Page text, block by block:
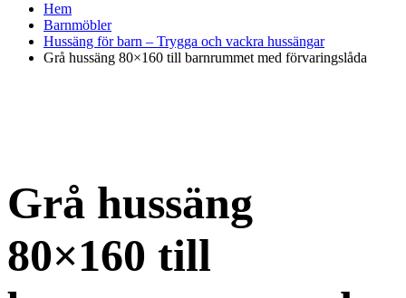
Hem
Barnmöbler
Hussäng för barn – Trygga och vackra hussängar
Grå hussäng 80×160 till barnrummet med förvaringslåda
Grå hussäng
80×160 till